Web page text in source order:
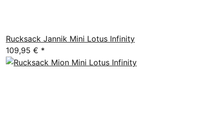
Rucksack Jannik Mini Lotus Infinity
109,95 € *